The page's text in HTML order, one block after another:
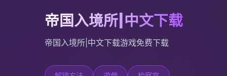
帝国入境所|中文下载
帝国入境所|中文下载游戏免费下载